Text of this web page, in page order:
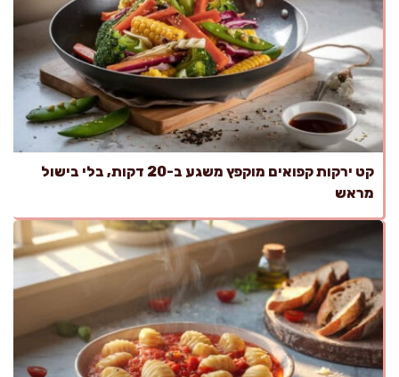
קט ירקות קפואים מוקפץ משגע ב-20 דקות, בלי בישול
מראש